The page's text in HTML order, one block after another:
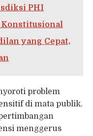
PHI
yang Cepat,
problem
di mata publik.
menggerus